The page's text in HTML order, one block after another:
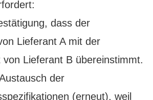
dass der
Lieferant A mit der
von Lieferant B übereinstimmt.
der
(erneut), weil